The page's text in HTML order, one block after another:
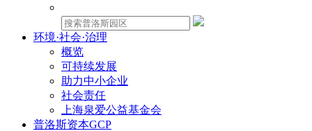
环境·社会·治理
概览
可持续发展
助力中小企业
社会责任
上海泉爱公益基金会
普洛斯资本GCP